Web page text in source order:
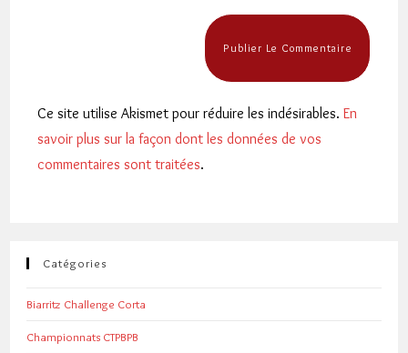
Ce site utilise Akismet pour réduire les indésirables.En
savoir plus sur la façon dont les données de vos
commentaires sont traitées.
Catégories
Biarritz Challenge Corta
Championnats CTPBPB